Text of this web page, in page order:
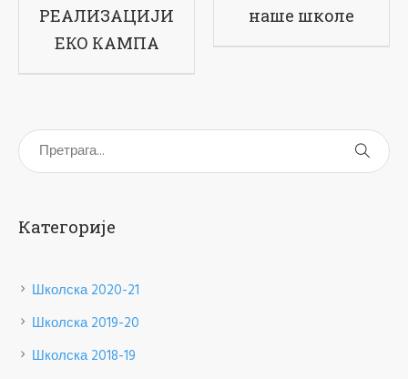
о Еко кампу на
Романији
РЕАЛИЗАЦИЈИ
ЕКО КАМПА
Категорије
Школска 2020-21
Школска 2019-20
Школска 2018-19